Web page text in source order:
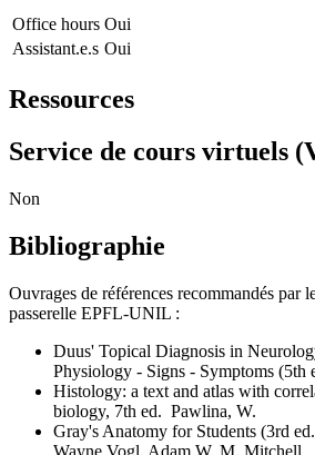
Office hours Oui
Assistant.e.s Oui
Ressources
Service de cours virtuels
Non
Bibliographie
Ouvrages de références recommandés par
passerelle EPFL-UNIL :
Duus' Topical Diagnosis in
Physiology - Signs - Symptoms (5th
Histology: a text and atlas with
biology, 7th ed. Pawlina, W.
Gray's Anatomy for Students (3rd
Wayne Vogl, Adam W. M. Mitchell